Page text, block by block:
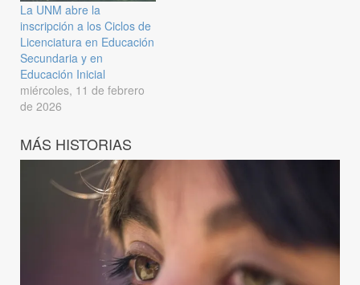
La UNM abre la
inscripción a los Ciclos de
Licenciatura en Educación
Secundaria y en
Educación Inicial
miércoles, 11 de febrero
de 2026
MÁS HISTORIAS